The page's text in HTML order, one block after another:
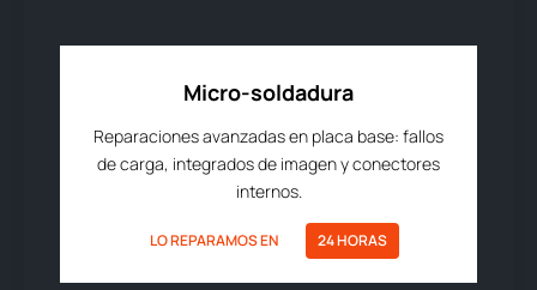
Micro-soldadura
Reparaciones avanzadas en placa base: fallos
de carga, integrados de imagen y conectores
internos.
LO REPARAMOS EN 24 HORAS